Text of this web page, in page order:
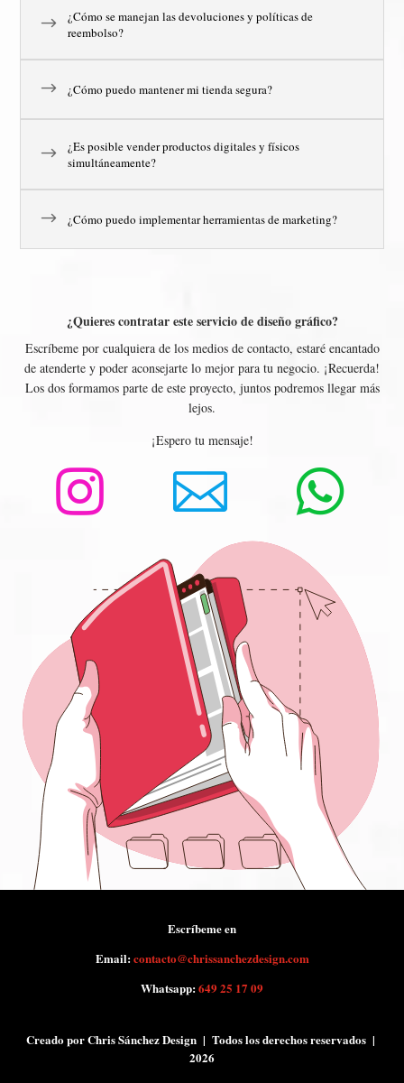
$
¿Cómo se manejan las devoluciones y políticas de
reembolso?
$ ¿Cómo puedo mantener mi tienda segura?
$
¿Es posible vender productos digitales y físicos
simultáneamente?
$ ¿Cómo puedo implementar herramientas de marketing?
¿Quieres contratar este servicio de diseño gráfico?
Escríbeme por cualquiera de los medios de contacto, estaré encantado
de atenderte y poder aconsejarte lo mejor para tu negocio. ¡Recuerda!
Los dos formamos parte de este proyecto, juntos podremos llegar más
lejos.
¡Espero tu mensaje!
  
Creado por Chris Sánchez Design | Todos los derechos reservados |
2026
Escríbeme en
Email:contacto@chrissanchezdesign.com
Whatsapp:649 25 17 09